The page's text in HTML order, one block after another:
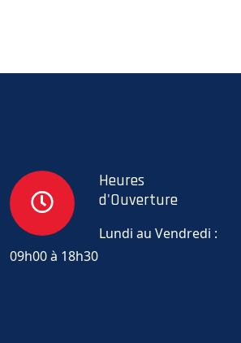
Heures
d'Ouverture
Lundi au Vendredi :
09h00 à 18h30